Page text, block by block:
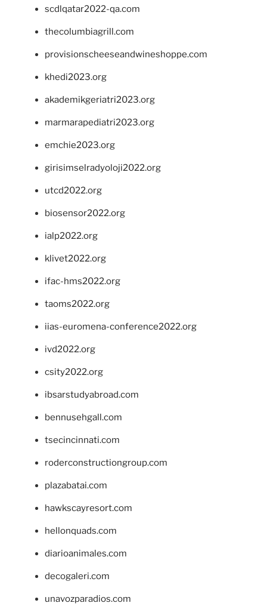
scdlqatar2022-qa.com
thecolumbiagrill.com
provisionscheeseandwineshoppe.com
khedi2023.org
akademikgeriatri2023.org
marmarapediatri2023.org
emchie2023.org
girisimselradyoloji2022.org
utcd2022.org
biosensor2022.org
ialp2022.org
klivet2022.org
ifac-hms2022.org
taoms2022.org
iias-euromena-conference2022.org
ivd2022.org
csity2022.org
ibsarstudyabroad.com
bennusehgall.com
tsecincinnati.com
roderconstructiongroup.com
plazabatai.com
hawkscayresort.com
hellonquads.com
diarioanimales.com
decogaleri.com
unavozparadios.com